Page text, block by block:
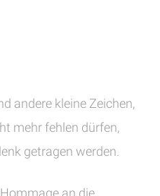
andere kleine Zeichen,
mehr fehlen dürfen,
getragen werden.
an die